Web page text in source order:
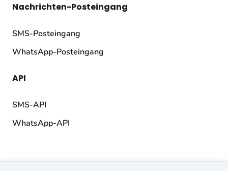
Nachrichten-Posteingang
SMS-Posteingang
WhatsApp-Posteingang
API
SMS-API
WhatsApp-API